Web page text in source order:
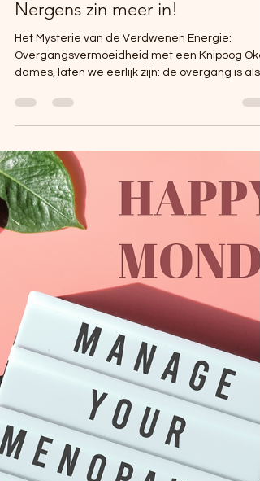
Martine Behrens
27 feb 2024
2 minuten om te lezen
Nergens zin meer in!
Het Mysterie van de Verdwenen Energie:
een...